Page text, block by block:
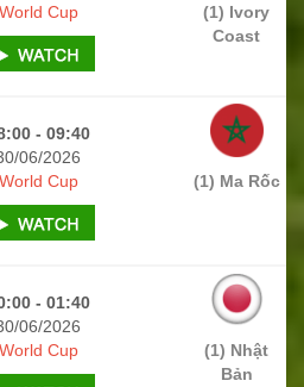
(1) Ivory
Coast
World Cup
- 09:40
06/2026
(1) Ma Rốc
World Cup
- 01:40
06/2026
(1) Nhật
Bản
World Cup